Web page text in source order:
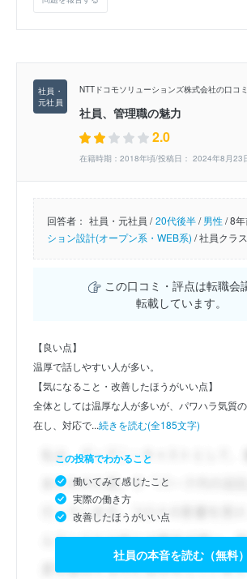
NTTドコモソリューションズ株式会社の口コ
社員、管理職の魅力
2.0
在籍時期：2018年頃/投稿日： 2024年8月23
回答者： 社員・元社員 / 20代後半/男性/8
ション設計(オープン系・WEB系) /社員クラ
この口コミ・評点は転職会
転載しています。
【良い点】
温厚で話しやすい人が多い。
【気になること・改善したほうがいい点】
全体としては温厚な人が多いが、パワハラ気質
在し、対応で...続きを読む(全185文字)
この投稿でわかること
働いてみて感じたこと
実際の働き方
改善したほうがいい点
社員の本音を読む（無料）